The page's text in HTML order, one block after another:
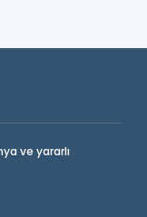
ve yararlı